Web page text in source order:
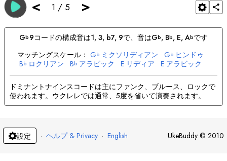
< 1 / 5 >
Gb9コードの構成音は1, 3, b7, 9で、音はGb, Bb, E, Abです
マッチングスケール： Gb ミクソリディアン Gb ヒンドゥ
Bb ロクリアン Bb アラビック E リディア E アラビック
A マイナ A ヒンドゥ
ドミナントナインスコードは主にファンク、ブルース、ロックで
使われます。ウクレレでは通常、5度を省いて演奏されます。
設定 · ヘルプ & Privacy · English UkeBuddy © 2010